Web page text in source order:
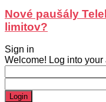
Nové paušály
limitov?
Sign in
Welcome! Log into your